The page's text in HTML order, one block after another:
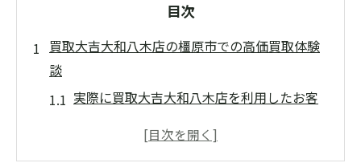
目次
買取大吉大和八木店の橿原市での高価買取体験
談
実際に買取大吉大和八木店を利用したお客
高価買取の実績とその秘訣